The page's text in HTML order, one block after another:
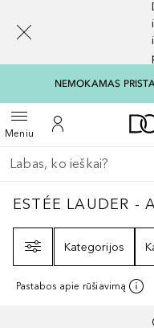
NEMOKAMAS
MeniuAtidaryti meniuĮ mano paskyrą
Grįžk atgal
Vykdykite paiešką
ESTÉE LAUDER
ESTÉE LAUDER -
Kategorijos
Pastabos apie rūšiavimą